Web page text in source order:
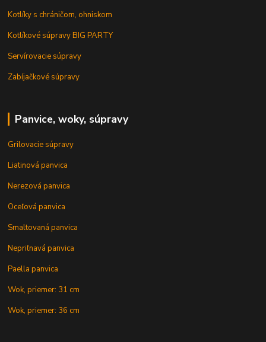
Kotlíky s chráničom, ohniskom
Kotlíkové súpravy BIG PARTY
Servírovacie súpravy
Zabíjačkové súpravy
Panvice, woky, súpravy
Grilovacie súpravy
Liatinová panvica
Nerezová panvica
Oceľová panvica
Smaltovaná panvica
Nepriľnavá panvica
Paella panvica
Wok, priemer: 31 cm
Wok, priemer: 36 cm